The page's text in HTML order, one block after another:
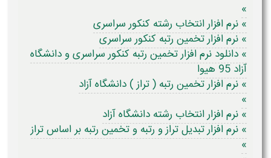
»
» نرم افزار انتخاب رشته کنکور سراسری
» نرم افزار تخمین رتبه کنکور سراسری
» دانلود نرم افزار تخمین رتبه کنکور سراسری و دانشگاه
آزاد 95 هیوا
» نرم افزار تخمین رتبه ( تراز ) دانشگاه آزاد
»
» نرم افزار انتخاب رشته دانشگاه آزاد
» نرم افزار تبدیل تراز و رتبه و تخمین رتبه بر اساس تراز
»